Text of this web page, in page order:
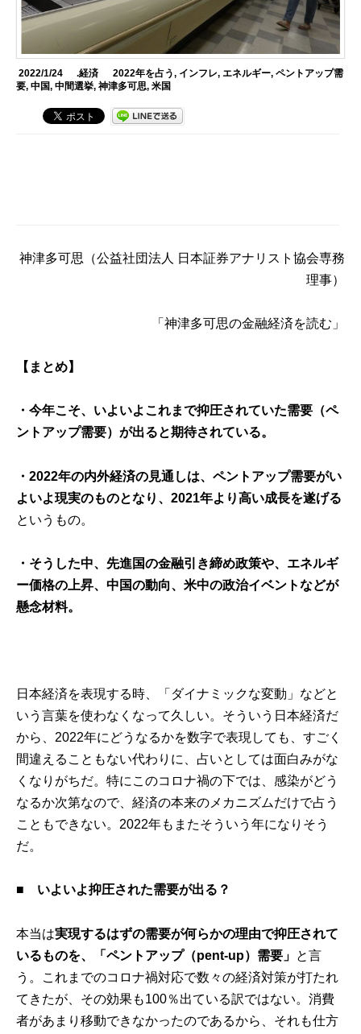
2022/1/24 .経済 2022年を占う, インフレ, エネルギー, ペントアップ需
要,中国,中間選挙,神津多可思,米国
神津多可思 （公益社団法人 日本証券アナリスト協会専務
理事）
「神津多可思の金融経済を読む」
【まとめ】
・今年こそ、いよいよこれまで抑圧されていた需要（ペ
ントアップ需要）が出ると期待されている。
・2022年の内外経済の見通しは、ペントアップ需要がい
よいよ現実のものとなり、2021年より高い成長を遂げる
というもの。
・そうした中、先進国の金融引き締め政策や、エネルギ
ー価格の上昇、中国の動向、米中の政治イベントなどが
懸念材料。
日本経済を表現する時、「ダイナミックな変動」などと
いう言葉を使わなくなって久しい。そういう日本経済だ
から、2022年にどうなるかを数字で表現しても、すごく
間違えることもない代わりに、占いとしては面白みがな
くなりがちだ。特にこのコロナ禍の下では、感染がどう
なるか次第なので、経済の本来のメカニズムだけで占う
こともできない。2022年もまたそういう年になりそう
だ。
■ いよいよ抑圧された需要が出る？
本当は実現するはずの需要が何らかの理由で抑圧されて
いるものを、「ペントアップ（pent-up）需要」 と言
う。これまでのコロナ禍対応で数々の経済対策が打たれ
てきたが、その効果も100％出ている訳ではない。消費
者があまり移動できなかったのであるから、それも仕方